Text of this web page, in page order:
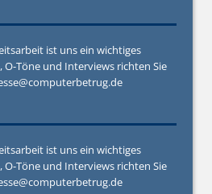
ist uns ein wichtiges
O-Töne und Interviews richten Sie
ist uns ein wichtiges
O-Töne und Interviews richten Sie